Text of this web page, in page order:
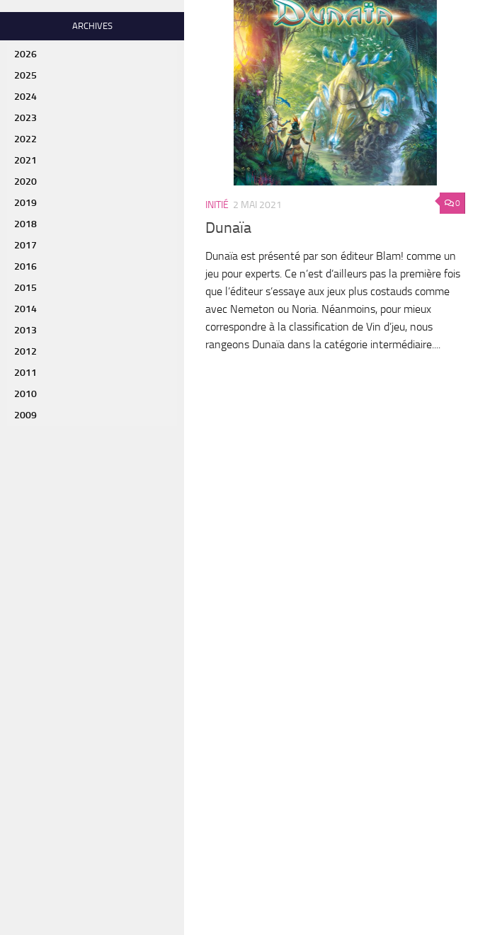
0
INITIÉ 2 MAI 2021
Dunaïa
Dunaïa est présenté par son éditeur Blam! comme un
jeu pour experts. Ce n’est d’ailleurs pas la première fois
que l’éditeur s’essaye aux jeux plus costauds comme
avec Nemeton ou Noria. Néanmoins, pour mieux
correspondre à la classification de Vin d’jeu, nous
rangeons Dunaïa dans la catégorie intermédiaire....
ARCHIVES
2026
2025
2024
2023
2022
2021
2020
2019
2018
2017
2016
2015
2014
2013
2012
2011
2010
2009